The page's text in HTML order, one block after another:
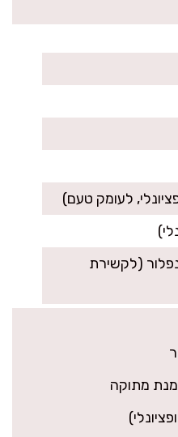
לעומק טעם)
(לקשירת